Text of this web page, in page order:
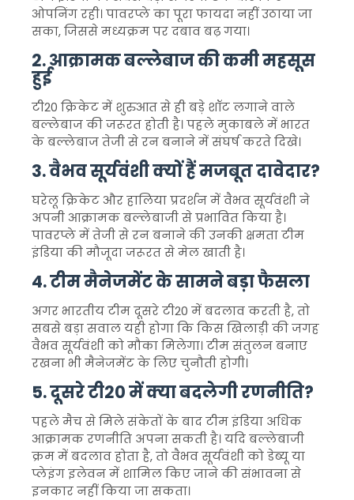
ओपनिंग रही। पावरप्ले का पूरा फायदा नहीं उठाया जा
सका, जिससे मध्यक्रम पर दबाव बढ़ गया।
2. आक्रामक बल्लेबाज की कमी महसूस
हुई
टी20 क्रिकेट में शुरुआत से ही बड़े शॉट लगाने वाले
बल्लेबाज की जरूरत होती है। पहले मुकाबले में भारत
के बल्लेबाज तेजी से रन बनाने में संघर्ष करते दिखे।
3. वैभव सूर्यवंशी क्यों हैं मजबूत दावेदार?
घरेलू क्रिकेट और हालिया प्रदर्शन में वैभव सूर्यवंशी ने
अपनी आक्रामक बल्लेबाजी से प्रभावित किया है।
पावरप्ले में तेजी से रन बनाने की उनकी क्षमता टीम
इंडिया की मौजूदा जरूरत से मेल खाती है।
4. टीम मैनेजमेंट के सामने बड़ा फैसला
अगर भारतीय टीम दूसरे टी20 में बदलाव करती है, तो
सबसे बड़ा सवाल यही होगा कि किस खिलाड़ी की जगह
वैभव सूर्यवंशी को मौका मिलेगा। टीम संतुलन बनाए
रखना भी मैनेजमेंट के लिए चुनौती होगी।
5. दूसरे टी20 में क्या बदलेगी रणनीति?
पहले मैच से मिले संकेतों के बाद टीम इंडिया अधिक
आक्रामक रणनीति अपना सकती है। यदि बल्लेबाजी
क्रम में बदलाव होता है, तो वैभव सूर्यवंशी को डेब्यू या
प्लेइंग इलेवन में शामिल किए जाने की संभावना से
इनकार नहीं किया जा सकता।